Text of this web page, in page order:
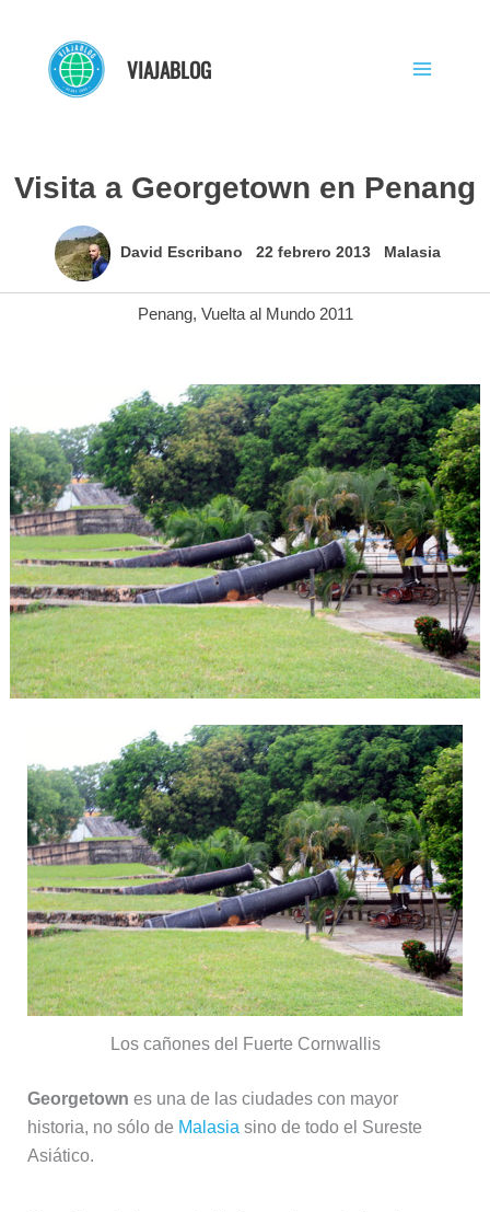
contenido
VIAJABLOG
Visita a Georgetown en Penang
David Escribano 22 febrero 2013 Malasia
Penang, Vuelta al Mundo 2011
Los cañones del Fuerte Cornwallis
Georgetown es una de las ciudades con mayor
historia, no sólo de Malasia sino de todo el Sureste
Asiático.